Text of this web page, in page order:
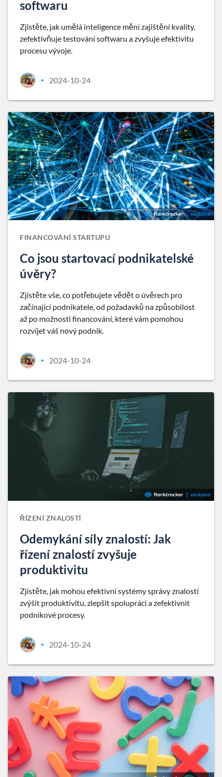
softwaru
Zjistěte, jak umělá inteligence mění zajištění kvality,
zefektivňuje testování softwaru a zvyšuje efektivitu
procesu vývoje.
• 2024-10-24
FINANCOVÁNÍ STARTUPU
Co jsou startovací podnikatelské
úvěry?
Zjistěte vše, co potřebujete vědět o úvěrech pro
začínající podnikatele, od požadavků na způsobilost
až po možnosti financování, které vám pomohou
rozvíjet váš nový podnik.
• 2024-10-24
ŘÍZENÍ ZNALOSTÍ
Odemykání síly znalostí: Jak
řízení znalostí zvyšuje
produktivitu
Zjistěte, jak mohou efektivní systémy správy znalostí
zvýšit produktivitu, zlepšit spolupráci a zefektivnit
podnikové procesy.
• 2024-10-24